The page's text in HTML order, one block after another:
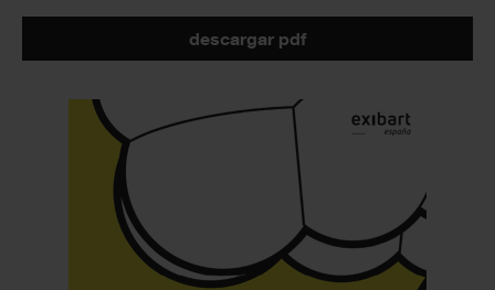
descargar pdf